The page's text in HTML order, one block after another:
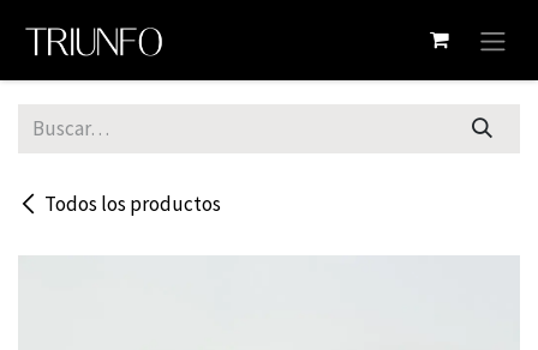
Todos los productos